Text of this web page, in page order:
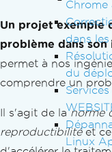
Chrome
dans
du
Linux
Un projet exemple
problème dans
permet à nos
comprendre un
Il s'agit de lanorme
reproductibilitéet